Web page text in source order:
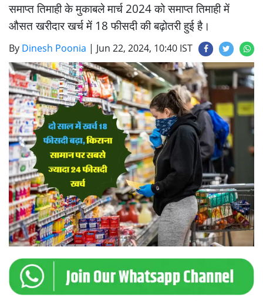
समाप्त तिमाही के मुकाबले मार्च 2024 को समाप्त तिमाही में
औसत खरीदार खर्च में 18 फीसदी की बढ़ोतरी हुई है।
By Dinesh Poonia | Jun 22, 2024, 10:40 IST